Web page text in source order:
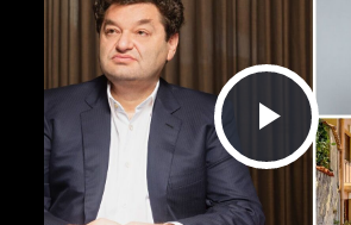
Play